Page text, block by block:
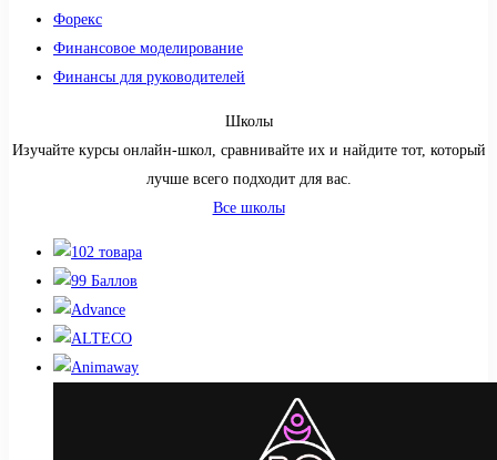
Форекс
Финансовое моделирование
Финансы для руководителей
Школы
Изучайте курсы онлайн-школ, сравнивайте их и найдите тот, который
лучше всего подходит для вас.
Все школы